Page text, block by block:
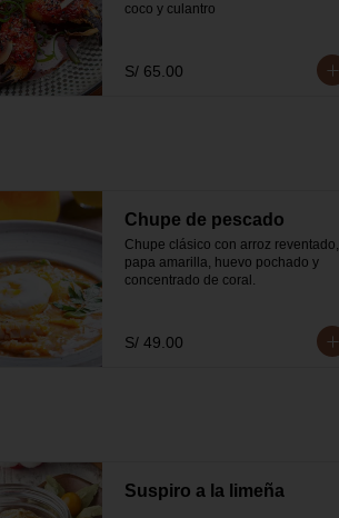
coco y culantro
S/ 65.00
Chupe de pescado
Chupe clásico con arroz reventado,
papa amarilla, huevo pochado y
concentrado de coral.
S/ 49.00
Suspiro a la limeña